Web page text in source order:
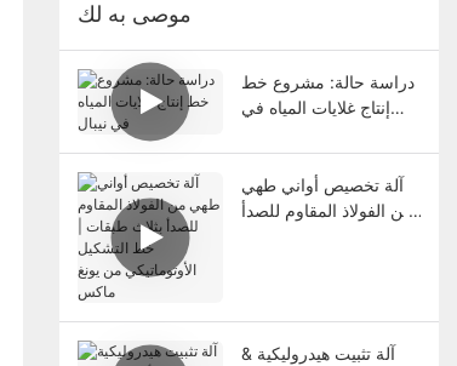
موصى به لك
دراسة حالة: مشروع خط
إنتاج غلايات المياه في
آلة تخصيص أواني طهي
من الفولاذ المقاوم للصدأ
آلة تثبيت هيدروليكية &